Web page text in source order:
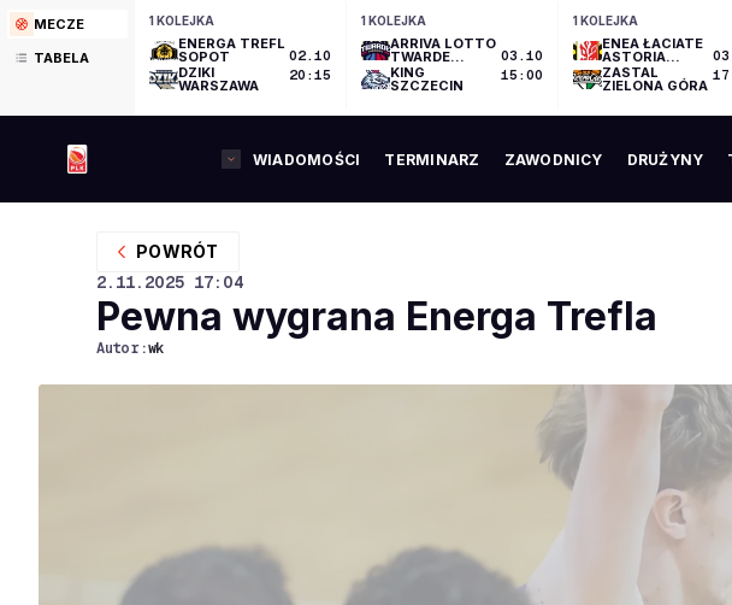
MECZE
TABELA
1 KOLEJKA
ENERGA TREFL
SOPOT
DZIKI
WARSZAWA
02.10
20:15
1 KOLEJKA
ARRIVA LOTTO
TWARDE
PIERNIKI
TORUŃ
KING
SZCZECIN
03.10
15:00
1 KOLEJKA
ENEA ŁACIATE
ASTORIA
BYDGOSZCZ
ZASTAL
ZIELONA GÓRA
WIADOMOŚCI TERMINARZ ZAWODNICY DRUŻYNY
POWRÓT
2.11.2025 17:04
Pewna wygrana Energa Trefla
Autor:wk